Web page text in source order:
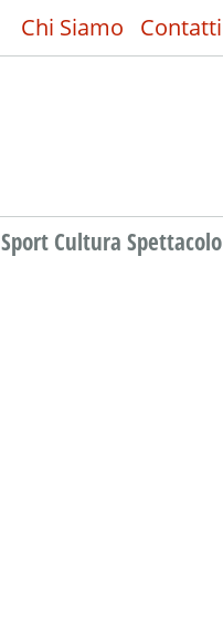
Chi Siamo Contatti
Sport Cultura Spettacolo